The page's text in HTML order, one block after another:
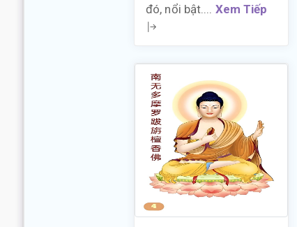
đó, nổi bật.... Xem Tiếp